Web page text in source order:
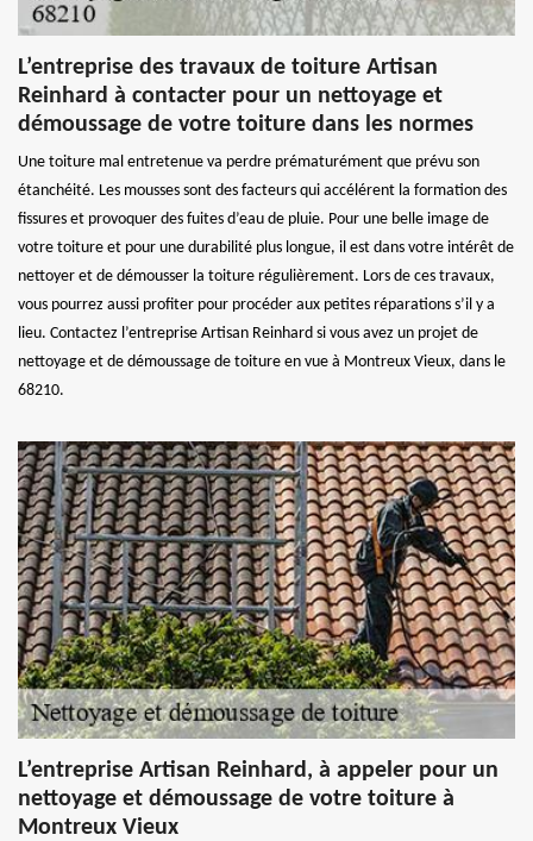
L’entreprise des travaux de toiture Artisan
Reinhard à contacter pour un nettoyage et
démoussage de votre toiture dans les normes
Une toiture mal entretenue va perdre prématurément que prévu son
étanchéité. Les mousses sont des facteurs qui accélérent la formation des
fissures et provoquer des fuites d’eau de pluie. Pour une belle image de
votre toiture et pour une durabilité plus longue, il est dans votre intérêt de
nettoyer et de démousser la toiture régulièrement. Lors de ces travaux,
vous pourrez aussi profiter pour procéder aux petites réparations s’il y a
lieu. Contactez l’entreprise Artisan Reinhard si vous avez un projet de
nettoyage et de démoussage de toiture en vue à Montreux Vieux, dans le
68210.
L’entreprise Artisan Reinhard, à appeler pour un
nettoyage et démoussage de votre toiture à
Montreux Vieux